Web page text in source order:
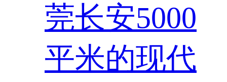
莞长安5000
平米的现代